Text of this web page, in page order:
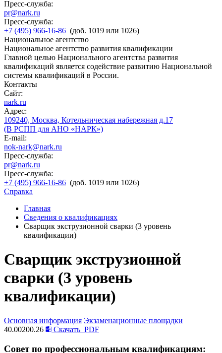
Пресс-служба:
pr@nark.ru
Пресс-служба:
+7 (495) 966-16-86 (доб. 1019 или 1026)
Национальное агентство
Национальное агентство развития квалификации
Главной целью Национального агентства развития
квалификаций является содействие развитию Национальной
системы квалификаций в России.
Контакты
Сайт:
nark.ru
Адрес:
109240, Москва, Котельническая набережная д.17
(В РСПП для АНО «НАРК»)
E-mail:
nok-nark@nark.ru
Пресс-служба:
pr@nark.ru
Пресс-служба:
+7 (495) 966-16-86 (доб. 1019 или 1026)
Справка
Главная
Сведения о квалификациях
Сварщик экструзионной сварки (3 уровень
квалификации)
Сварщик экструзионной
сварки (3 уровень
квалификации)
Основная информация Экзаменационные площадки
40.00200.26
Скачать PDF
Совет по профессиональным квалификациям: